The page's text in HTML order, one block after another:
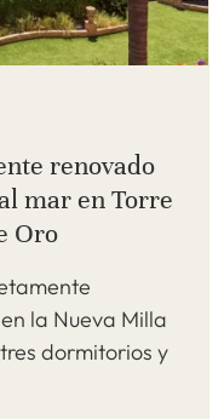
renovado
mar en Torre
Oro
la Nueva Milla
dormitorios y